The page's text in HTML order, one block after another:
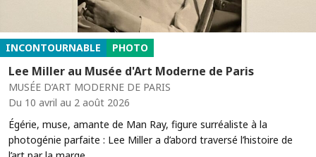
INCONTOURNABLE PHOTO
Lee Miller au Musée d'Art Moderne de Paris
MUSÉE D’ART MODERNE DE PARIS
Du 10 avril au 2 août 2026
Égérie, muse, amante de Man Ray, figure surréaliste à la
photogénie parfaite : Lee Miller a d’abord traversé l’histoire de